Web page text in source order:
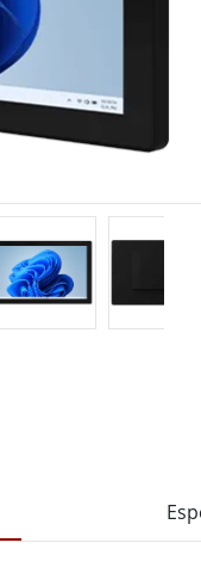
& Gas, Grado
de grado ATEX
grado ATEX